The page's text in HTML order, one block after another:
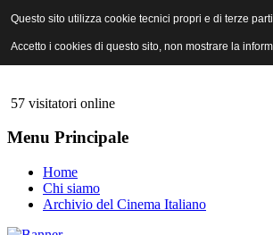
ANICA | Associazione Nazionale Industrie
57 visitatori online
Menu Principale
Home
Chi siamo
Archivio del Cinema Italiano
Questo sito utilizza cookie tecnici propri e di terze
Accetto i cookies di questo sito, non mostrare la
Questo sito utilizza cookie tecnici propri e di terze
Accetto i cookies di questo sito, non mostrare la